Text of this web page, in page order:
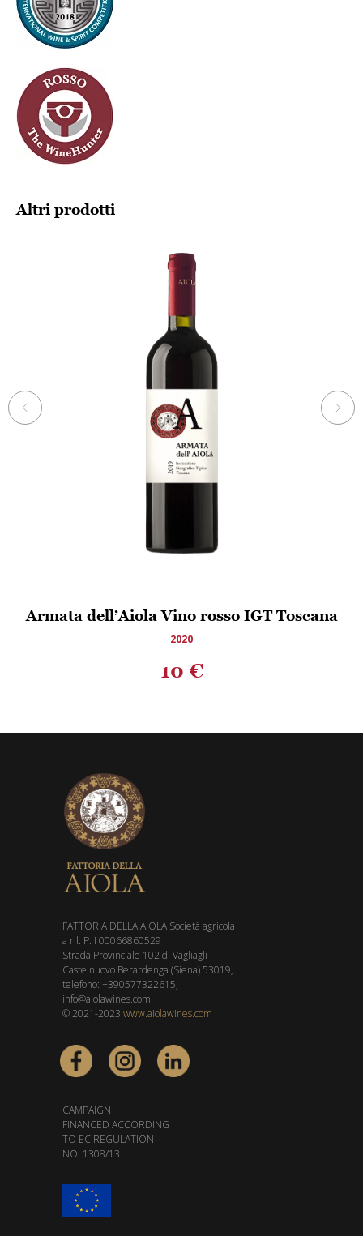
Altri prodotti
Armata dell’Aiola Vino rosso IGT Toscana
2020
10 €
FATTORIA DELLA AIOLA Società agricola
a r.l. P. I 00066860529
Strada Provinciale 102 di Vagliagli
Castelnuovo Berardenga (Siena) 53019,
telefono: +390577322615,
info@aiolawines.com
© 2021-2023 www.aiolawines.com
CAMPAIGN
FINANCED ACCORDING
TO EC REGULATION
NO. 1308/13